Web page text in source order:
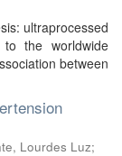
ultraprocessed
the worldwide
between
Lourdes Luz;